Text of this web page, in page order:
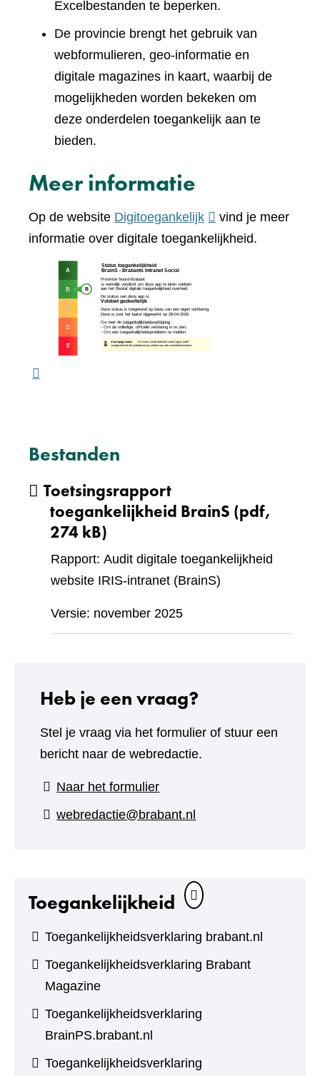
Excelbestanden te beperken.
De provincie brengt het gebruik van
webformulieren, geo-informatie en
digitale magazines in kaart, waarbij de
mogelijkheden worden bekeken om
deze onderdelen toegankelijk aan te
bieden.
Meer informatie
Op de website Digitoegankelijk(verwijst
naar
vind je meer
informatie over digitale toegankelijkheid.
Bestanden
Toetsingsrapport
toegankelijkheid BrainS (pdf,
274 kB)
Rapport: Audit digitale toegankelijkheid
website IRIS-intranet (BrainS)
Versie: november 2025
Heb je een vraag?
Stel je vraag via het formulier of stuur een
bericht naar de webredactie.
Naar het formulier(verwijst
naar
webredactie@brabant.nl
Toegankelijkheid
Toegankelijkheidsverklaring brabant.nl
Toegankelijkheidsverklaring Brabant
Magazine
Toegankelijkheidsverklaring
BrainPS.brabant.nl
Toegankelijkheidsverklaring